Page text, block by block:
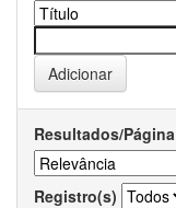
Resultados/Página
Registro(s)